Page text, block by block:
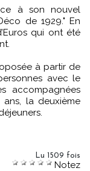
à son nouvel
de 1929." En
qui ont été
à partir de
avec le
accompagnées
la deuxième
Lu 1509 fois
Notez